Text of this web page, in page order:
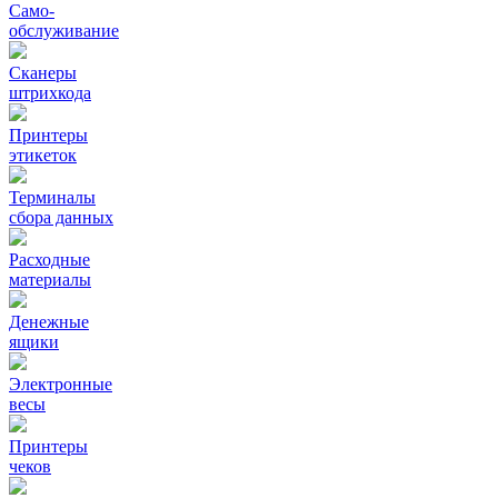
Само-
обслуживание
Сканеры
штрихкода
Принтеры
этикеток
Терминалы
сбора данных
Расходные
материалы
Денежные
ящики
Электронные
весы
Принтеры
чеков